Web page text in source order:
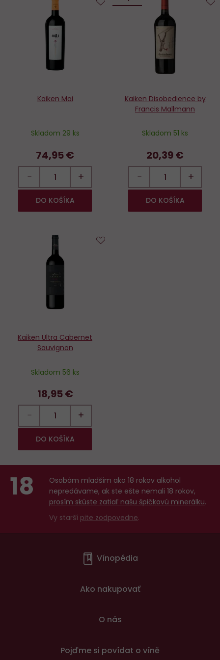
Kaiken Mai
Skladom 29 ks
74,95 €
− +
DO KOŠÍKA
Kaiken Disobedience by
Francis Mallmann
Skladom 51 ks
20,39 €
− +
DO KOŠÍKA
Kaiken Ultra Cabernet
Sauvignon
Skladom 56 ks
18,95 €
− +
DO KOŠÍKA
18
Osobám mladším ako 18 rokov alkohol
nepredávame, ak ste ešte nemali 18 rokov,
prosím skúste zatiaľ našu špičkovú minerálku.
Vy starší pite zodpovedne.
Vínopédia
Ako nakupovať
O nás
Pojďme si povídat o víně